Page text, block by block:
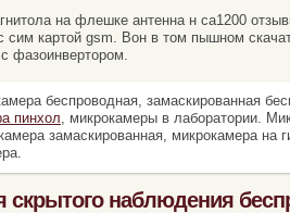
на флешке антенна н са1200
сим картой gsm. Вон в том пышном
фазоинвертором.
беспроводная, замаскированная
пинхол, микрокамеры в лаборатории.
замаскированная, микрокамера на
наблюдения